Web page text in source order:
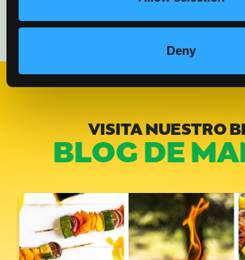
Deny
VISITA NUESTRO
BLOG DE